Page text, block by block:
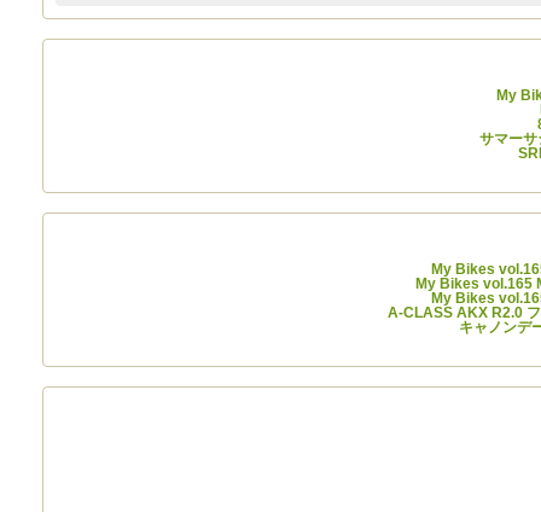
My
サマー
My Bikes
My Bikes vol.165
My Bikes
A-CLASS AKX R2.0
キャノンデ